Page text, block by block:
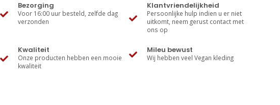
Bezorging
Voor 16:00 uur besteld, zelfde dag
verzonden
Klantvriendelijkheid
Persoonlijke hulp indien u er niet
uitkomt, neem gerust contact met
ons op
Kwaliteit
Onze producten hebben een mooie
kwaliteit
Mileu bewust
Wij hebben veel Vegan kleding